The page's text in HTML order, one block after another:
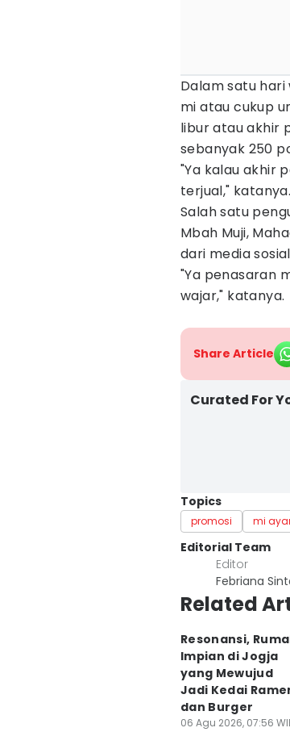
Dalam satu
mi atau cukup
libur atau akhir
sebanyak 250
"Ya kalau akhir
terjual," katanya.
Salah satu
Mbah Muji,
dari media
"Ya penasaran
wajar," katanya.
Share Article
Curated For
Topics
promosi mi
Editorial Team
Editor
Febriana
Related
Resonansi,
Impian di Jogja
yang Mewujud
Jadi Kedai
dan Burger
06 Agu 2026, 07:56